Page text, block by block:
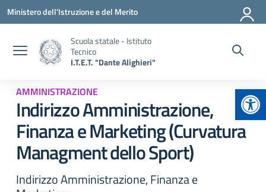
Vai ai contenuti
Vai al menu di navigazione
Vai al footer
Ministero dell'Istruzione e del Merito
Scuola statale - Istituto
Tecnico
I.T.E.T. "Dante Alighieri"
AMMINISTRAZIONE
Indirizzo Amministrazione,
Finanza e Marketing (Curvatura
Managment dello Sport)
Indirizzo Amministrazione, Finanza e